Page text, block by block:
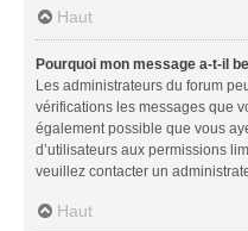
Haut
Pourquoi mon message a-t-il
Les administrateurs du forum
vérifications les messages que
également possible que vous
d’utilisateurs aux permissions
veuillez contacter un
Haut